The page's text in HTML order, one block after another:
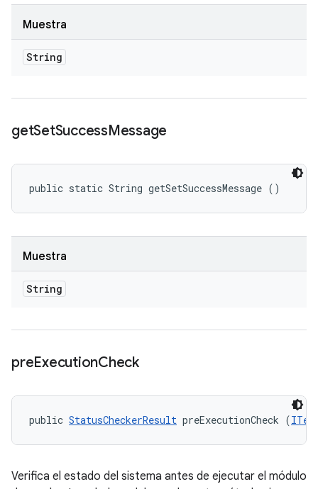
Muestra
String
getSetSuccessMessage
public static String getSetSuccessMessage ()
Muestra
String
preExecutionCheck
public StatusCheckerResult preExecutionCheck (
Verifica el estado del sistema antes de ejecutar el módulo